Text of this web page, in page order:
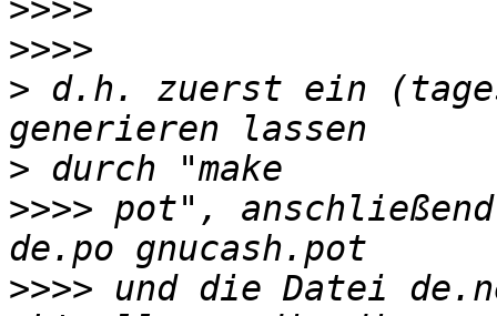
>>>>
>>>>
> d.h. zuerst ein
>
>>>> pot", anschließend
>>>> und die Datei